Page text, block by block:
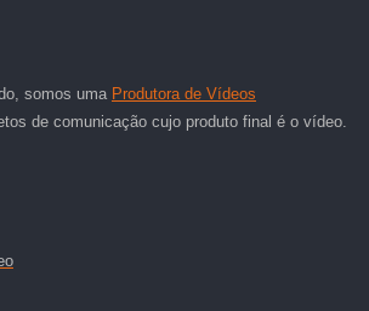
somos uma Produtora de Vídeos
de comunicação cujo produto final é o vídeo.